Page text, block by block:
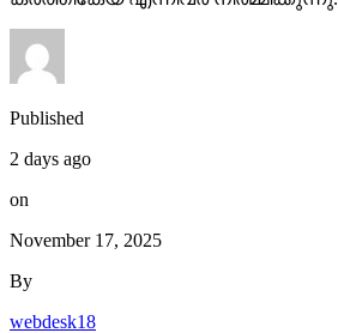
Published
2 days ago
on
November 17, 2025
By
webdesk18